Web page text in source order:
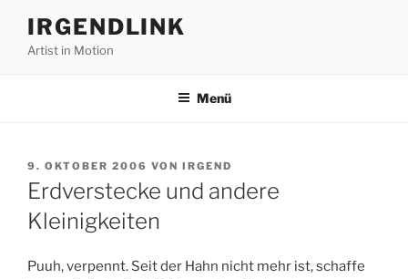
Inhalt
springen
IRGENDLINK
Artist in Motion
Menü
VERÖFFENTLICHT
AM
9. OKTOBER 2006 VON IRGEND
Erdverstecke und andere
Kleinigkeiten
Puuh, verpennt. Seit der Hahn nicht mehr ist, schaffe